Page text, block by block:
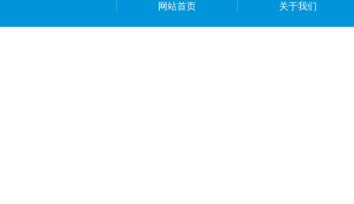
网站首页 关于我们